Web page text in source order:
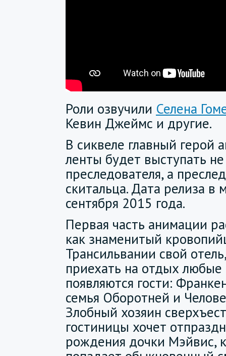
Роли озвучили Селена
Кевин Джеймс и другие.
В сиквеле главный герой
ленты будет выступать
преследователя, а
скитальца. Дата релиза
сентября 2015 года.
Первая часть анимации
как знаменитый
Трансильвании свой
приехать на отдых
появляются гости:
семья Оборотней и
Злобный хозяин
гостиницы хочет
рождения дочки Мэйвис,